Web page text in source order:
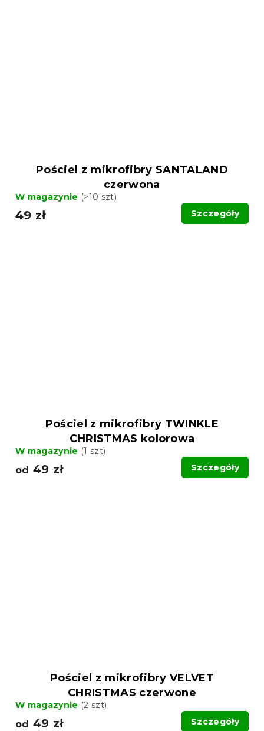
Pościel z mikrofibry SANTALAND
czerwona
W magazynie (>10 szt)
49 zł Szczegóły
Pościel z mikrofibry TWINKLE
CHRISTMAS kolorowa
W magazynie (1 szt)
od 49 zł Szczegóły
Pościel z mikrofibry VELVET
CHRISTMAS czerwone
W magazynie (2 szt)
od 49 zł Szczegóły